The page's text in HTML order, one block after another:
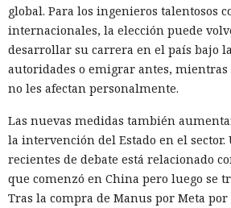
global. Para los ingenieros talentosos
internacionales, la elección puede
desarrollar su carrera en el país bajo
autoridades o emigrar antes,
no les afectan personalmente.
Las nuevas medidas también
la intervención del Estado en el sector.
recientes de debate está relacionado
que comenzó en China pero luego se
Tras la compra de Manus por Meta